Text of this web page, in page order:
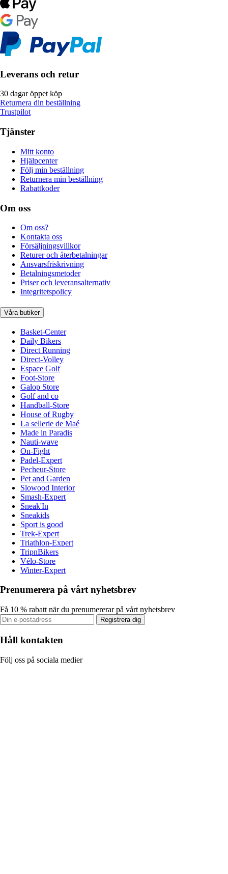
Leverans och retur
30 dagar öppet köp
Returnera din beställning
Trustpilot
Tjänster
Mitt konto
Hjälpcenter
Följ min beställning
Returnera min beställning
Rabattkoder
Om oss
Om oss?
Kontakta oss
Försäljningsvillkor
Returer och återbetalningar
Ansvarsfriskrivning
Betalningsmetoder
Priser och leveransalternativ
Integritetspolicy
Våra butiker
Basket-Center
Daily Bikers
Direct Running
Direct-Volley
Espace Golf
Foot-Store
Galop Store
Golf and co
Handball-Store
House of Rugby
La sellerie de Maé
Made in Paradis
Nauti-wave
On-Fight
Padel-Expert
Pecheur-Store
Pet and Garden
Slowood Interior
Smash-Expert
Sneak'In
Sneakids
Sport is good
Trek-Expert
Triathlon-Expert
TripnBikers
Vélo-Store
Winter-Expert
Prenumerera på vårt nyhetsbrev
Få 10 % rabatt när du prenumererar på vårt nyhetsbrev
Registrera dig
Håll kontakten
Följ oss på sociala medier